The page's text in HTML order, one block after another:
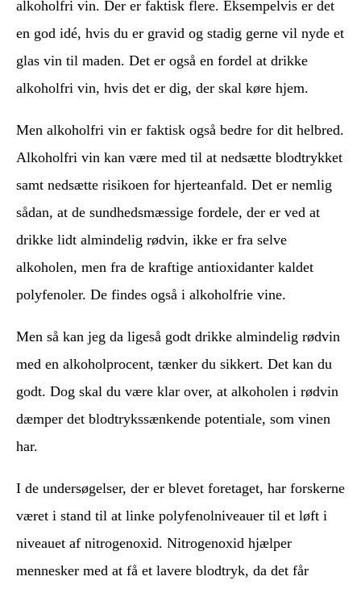
alkoholfri vin. Der er faktisk flere. Eksempelvis er det
en god idé, hvis du er gravid og stadig gerne vil nyde et
glas vin til maden. Det er også en fordel at drikke
alkoholfri vin, hvis det er dig, der skal køre hjem.
Men alkoholfri vin er faktisk også bedre for dit helbred.
Alkoholfri vin kan være med til at nedsætte blodtrykket
samt nedsætte risikoen for hjerteanfald. Det er nemlig
sådan, at de sundhedsmæssige fordele, der er ved at
drikke lidt almindelig rødvin, ikke er fra selve
alkoholen, men fra de kraftige antioxidanter kaldet
polyfenoler. De findes også i alkoholfrie vine.
Men så kan jeg da ligeså godt drikke almindelig rødvin
med en alkoholprocent, tænker du sikkert. Det kan du
godt. Dog skal du være klar over, at alkoholen i rødvin
dæmper det blodtrykssænkende potentiale, som vinen
har.
I de undersøgelser, der er blevet foretaget, har forskerne
været i stand til at linke polyfenolniveauer til et løft i
niveauet af nitrogenoxid. Nitrogenoxid hjælper
mennesker med at få et lavere blodtryk, da det får